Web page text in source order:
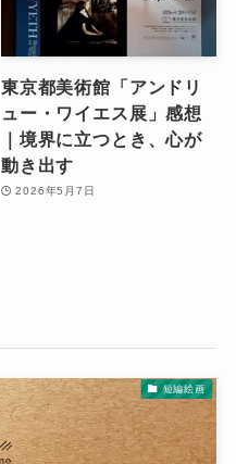
東京都美術館「アンドリ
ュー・ワイエス展」感想
｜境界に立つとき、心が
動き出す
2026年5月7日
短編絵画